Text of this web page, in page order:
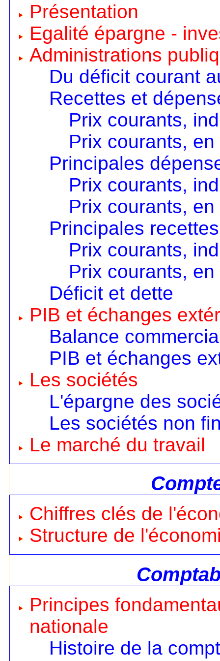
Présentation
Egalité épargne -
Administrations
Du déficit courant
Recettes et
Prix courants,
Prix courants,
Principales
Prix courants,
Prix courants,
Principales recettes
Prix courants,
Prix courants,
Déficit et dette
PIB et échanges
Balance
PIB et échanges
Les sociétés
L'épargne des
Les sociétés non
Le marché du travail
Chiffres clés de
Structure de
Principes
nationale
Histoire de la